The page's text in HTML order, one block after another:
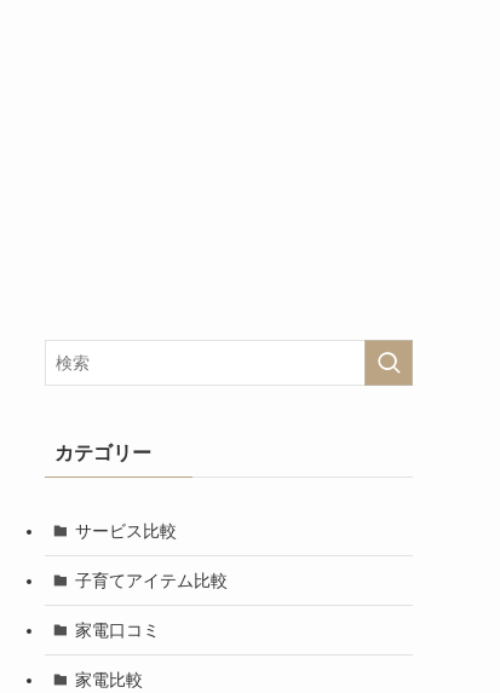
カテゴリー
サービス比較
子育てアイテム比較
家電口コミ
家電比較